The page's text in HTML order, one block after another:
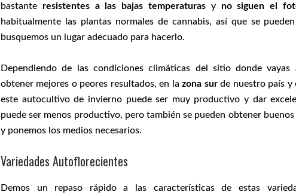
bastante resistentes a las bajas temperaturas y no siguen el
habitualmente las plantas normales de cannabis, así que se
busquemos un lugar adecuado para hacerlo.
Dependiendo de las condiciones climáticas del sitio donde
obtener mejores o peores resultados, en lazona surde nuestro país y
este autocultivo de invierno puede ser muy productivo y dar
puede ser menos productivo, pero también se pueden obtener
y ponemos los medios necesarios.
Variedades Autoflorecientes
Demos un repaso rápido a las características de estas